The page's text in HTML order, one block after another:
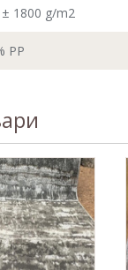
± 1800 g/m2
PP